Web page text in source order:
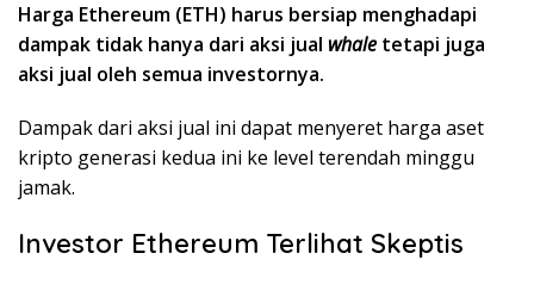
Harga Ethereum (ETH) harus bersiap menghadapi
dampak tidak hanya dari aksi jual whale tetapi juga
aksi jual oleh semua investornya.
Dampak dari aksi jual ini dapat menyeret harga aset
kripto generasi kedua ini ke level terendah minggu
jamak.
Investor Ethereum Terlihat Skeptis